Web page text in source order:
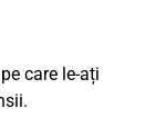
pe care le-ați